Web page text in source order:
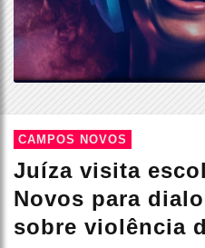
CAMPOS NOVOS
Juíza visita
Novos para
sobre violência